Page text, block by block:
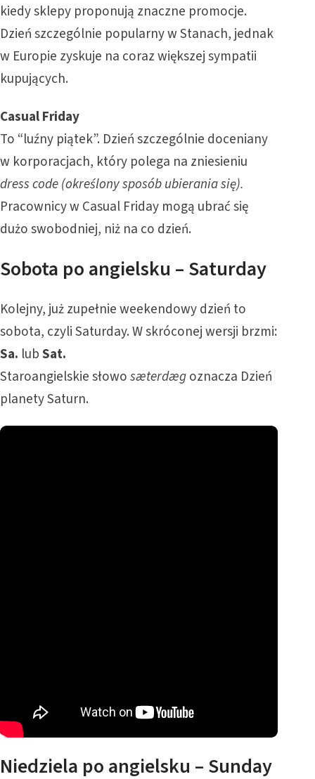
kiedy sklepy proponują znaczne promocje.
Dzień szczególnie popularny w Stanach, jednak
w Europie zyskuje na coraz większej sympatii
kupujących.
Casual Friday
To “luźny piątek”. Dzień szczególnie doceniany
w korporacjach, który polega na zniesieniu
dress code (określony sposób ubierania się).
Pracownicy w Casual Friday mogą ubrać się
dużo swobodniej, niż na co dzień.
Sobota po angielsku – Saturday
Kolejny, już zupełnie weekendowy dzień to
sobota, czyli Saturday. W skróconej wersji brzmi:
Sa. lubSat.
Staroangielskie słowosæterdægoznacza Dzień
planety Saturn.
Niedziela po angielsku – Sunday